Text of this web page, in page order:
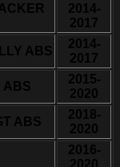
2014-
2017
ABS
2014-
2017
ABS
2015-
2020
ABS
2018-
2020
2016-
2020